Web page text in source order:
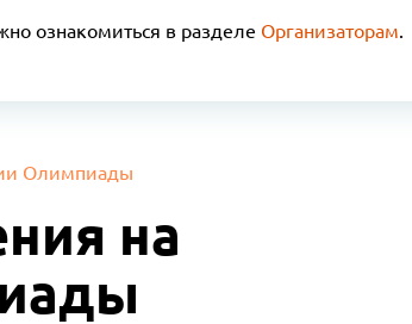
ознакомиться в разделе Организаторам.
Олимпиады
на